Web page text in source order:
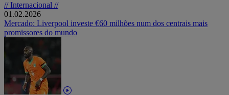
// Internacional //
01.02.2026
Mercado: Liverpool investe €60 milhões num dos centrais mais
promissores do mundo